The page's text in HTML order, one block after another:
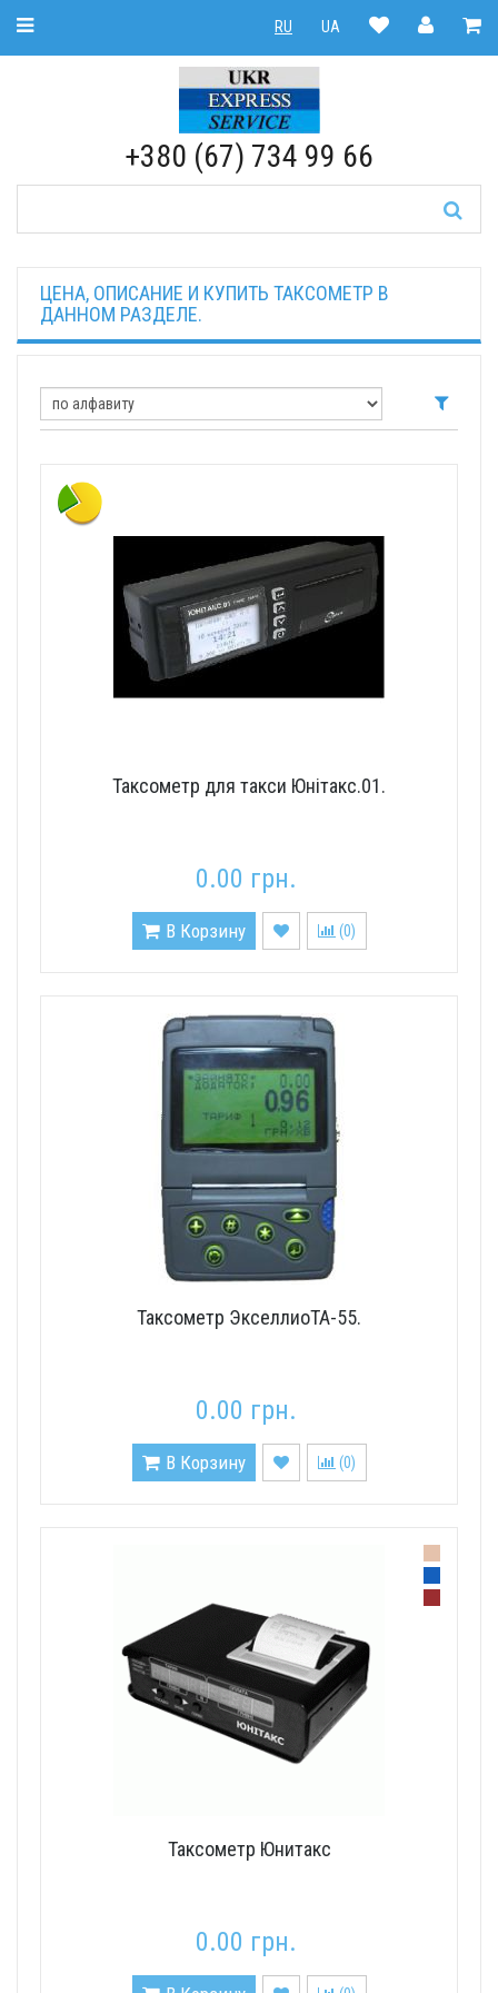
Toggle Navigation UA
RU |
RU
+380 (67) 734 99 66
ЦЕНА, ОПИСАНИЕ И КУПИТЬ ТАКСОМЕТР В
ДАННОМ РАЗДЕЛЕ.
Таксометр для такси Юнітакс.01.
0.00 грн.
В Корзину (0)
Таксометр ЭкселлиоТА-55.
0.00 грн.
В Корзину (0)
Таксометр Юнитакс
0.00 грн.